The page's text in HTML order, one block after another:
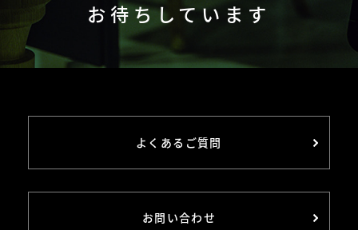
お待ちしています
よくあるご質問
お問い合わせ